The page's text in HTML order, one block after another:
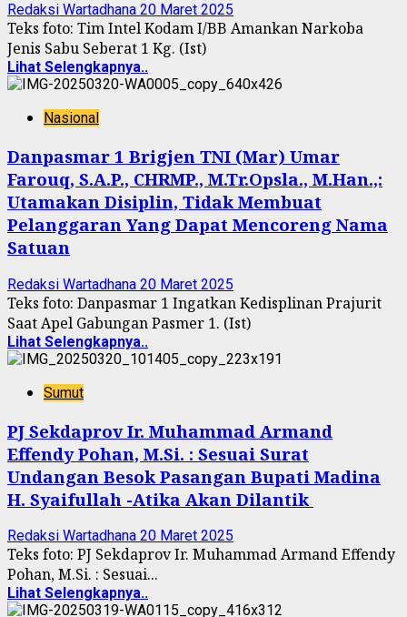
Redaksi Wartadhana 20 Maret 2025
Teks foto: Tim Intel Kodam I/BB Amankan Narkoba
Jenis Sabu Seberat 1 Kg. (Ist)
Lihat Selengkapnya..
Nasional
Danpasmar 1 Brigjen TNI (Mar) Umar
Farouq, S.A.P., CHRMP., M.Tr.Opsla., M.Han.,:
Utamakan Disiplin, Tidak Membuat
Pelanggaran Yang Dapat Mencoreng Nama
Satuan
Redaksi Wartadhana 20 Maret 2025
Teks foto: Danpasmar 1 Ingatkan Kedisplinan Prajurit
Saat Apel Gabungan Pasmer 1. (Ist)
Lihat Selengkapnya..
Sumut
PJ Sekdaprov Ir. Muhammad Armand
Effendy Pohan, M.Si. : Sesuai Surat
Undangan Besok Pasangan Bupati Madina
H. Syaifullah -Atika Akan Dilantik
Redaksi Wartadhana 20 Maret 2025
Teks foto: PJ Sekdaprov Ir. Muhammad Armand Effendy
Pohan, M.Si. : Sesuai...
Lihat Selengkapnya..